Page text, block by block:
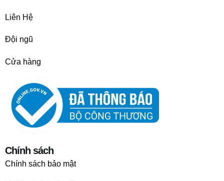
Liên Hệ
Đội ngũ
Cửa hàng
Chính sách
Chính sách bảo mật